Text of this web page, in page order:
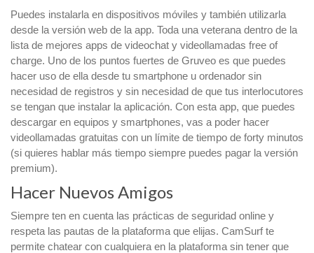
Puedes instalarla en dispositivos móviles y también utilizarla
desde la versión web de la app. Toda una veterana dentro de la
lista de mejores apps de videochat y videollamadas free of
charge. Uno de los puntos fuertes de Gruveo es que puedes
hacer uso de ella desde tu smartphone u ordenador sin
necesidad de registros y sin necesidad de que tus interlocutores
se tengan que instalar la aplicación. Con esta app, que puedes
descargar en equipos y smartphones, vas a poder hacer
videollamadas gratuitas con un límite de tiempo de forty minutos
(si quieres hablar más tiempo siempre puedes pagar la versión
premium).
Hacer Nuevos Amigos
Siempre ten en cuenta las prácticas de seguridad online y
respeta las pautas de la plataforma que elijas. CamSurf te
permite chatear con cualquiera en la plataforma sin tener que